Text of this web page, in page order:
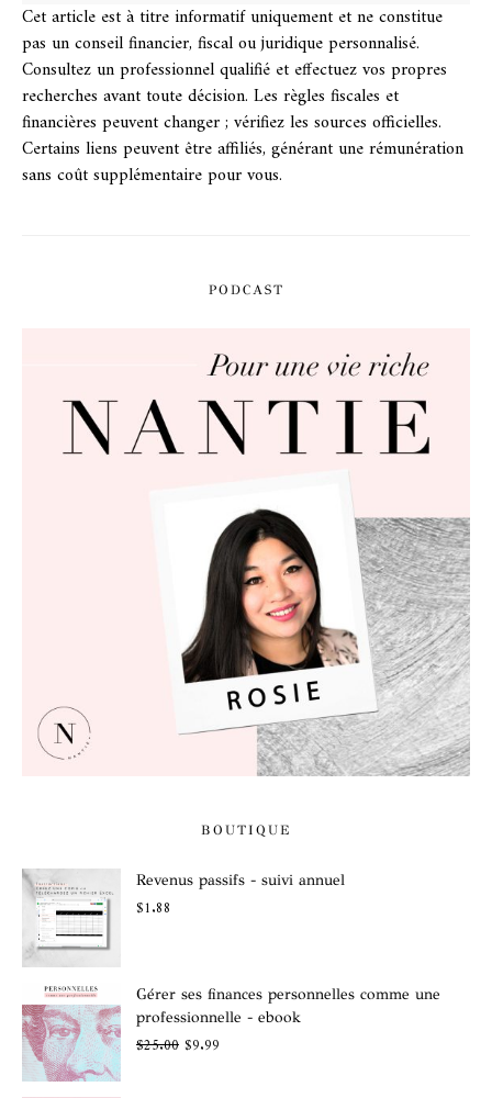
Cet article est à titre informatif uniquement et ne constitue
pas un conseil financier, fiscal ou juridique personnalisé.
Consultez un professionnel qualifié et effectuez vos propres
recherches avant toute décision. Les règles fiscales et
financières peuvent changer ; vérifiez les sources officielles.
Certains liens peuvent être affiliés, générant une rémunération
sans coût supplémentaire pour vous.
PODCAST
BOUTIQUE
Revenus passifs - suivi annuel
$1.88
Gérer ses finances personnelles comme une
professionnelle - ebook
$25.00 $9.99